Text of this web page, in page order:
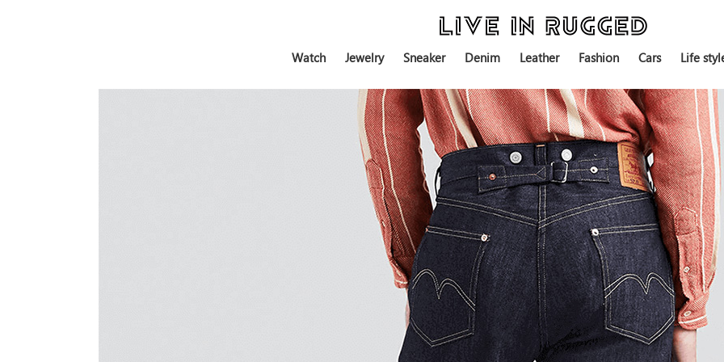
Watch Jewelry Sneaker Denim Leather Fashion Cars Life